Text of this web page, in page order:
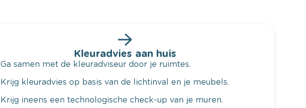
Kleuradvies aan huis
Ga samen met de kleuradviseur door je ruimtes.
Krijg kleuradvies op basis van de lichtinval en je meubels.
Krijg ineens een technologische check-up van je muren.